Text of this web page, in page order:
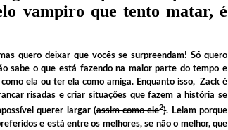
vampiro que tento matar, é
quero deixar que vocês se surpreendam! Só quero
sabe o que está fazendo na maior parte do tempo e
ela ou ter ela como amiga. Enquanto isso, Zack é
risadas e criar situações que fazem a história se
querer largar (assim como ele2). Leiam porque
e está entre os melhores, se não o melhor, que